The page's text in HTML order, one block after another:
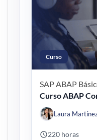
Curso
SAP ABAP
Curso ABAP
Laura
220 horas